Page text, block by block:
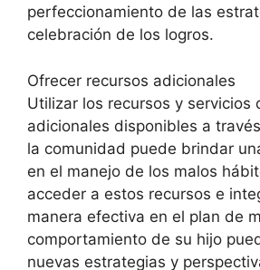
perfeccionamiento de las
celebración de los logros.
Ofrecer recursos adicionales
Utilizar los recursos y servicios
adicionales disponibles a
la comunidad puede brindar
en el manejo de los malos
acceder a estos recursos e
manera efectiva en el plan de
comportamiento de su hijo
nuevas estrategias y